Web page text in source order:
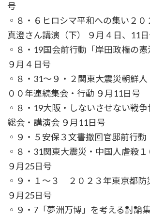
号
◦８・６ヒロシマ平和への集い２０
真澄さん講演（下） ９月４日、11
◦８・19国会前行動「岸田政権の憲
９月４日号
◦８・31～９・２関東大震災朝鮮人
００年連続集会・行動 ９月11日号
◦８・19大阪・しないさせない戦争
総会・講演会 ９月11日号
◦９・５安保３文書撤回官邸前行動
◦８・31関東大震災・中国人虐殺
９月25日号
◦９・１～３ ２０２３年東京都防
９月25日号
◦９・7「夢洲万博」を考える討論